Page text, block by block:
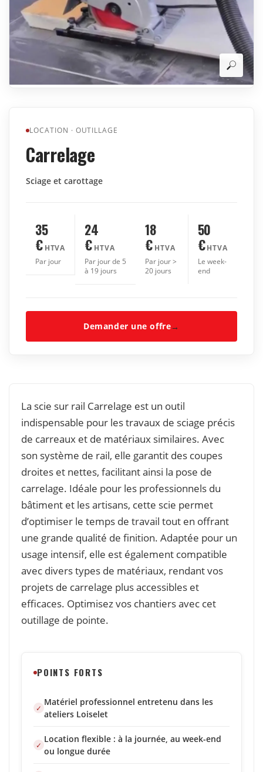
LOCATION · OUTILLAGE
Carrelage
Sciage et carottage
35
€ HTVA
Par jour
24
€ HTVA
Par jour de 5
à 19 jours
18
€ HTVA
Par jour >
20 jours
50
€ HTVA
Le week-
end
Demander une offre→
La scie sur rail Carrelage est un outil
indispensable pour les travaux de sciage précis
de carreaux et de matériaux similaires. Avec
son système de rail, elle garantit des coupes
droites et nettes, facilitant ainsi la pose de
carrelage. Idéale pour les professionnels du
bâtiment et les artisans, cette scie permet
d’optimiser le temps de travail tout en offrant
une grande qualité de finition. Adaptée pour un
usage intensif, elle est également compatible
avec divers types de matériaux, rendant vos
projets de carrelage plus accessibles et
efficaces. Optimisez vos chantiers avec cet
outillage de pointe.
POINTS FORTS
Matériel professionnel entretenu dans les
ateliers Loiselet
Location flexible : à la journée, au week-end
ou longue durée